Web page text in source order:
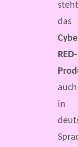
steht
das
RED-
auch
in